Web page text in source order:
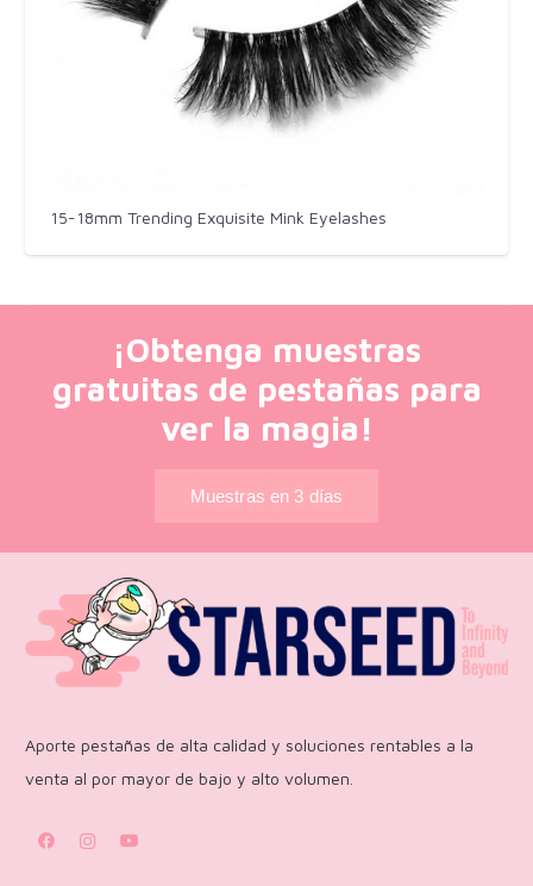
15-18mm Trending Exquisite Mink Eyelashes
¡Obtenga muestras
gratuitas de pestañas para
ver la magia!
Muestras en 3 días
Aporte pestañas de alta calidad y soluciones rentables a la
venta al por mayor de bajo y alto volumen.